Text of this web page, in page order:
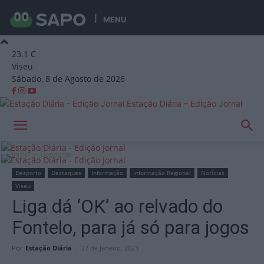
MENU
23.1 C
Viseu
Sábado, 8 de Agosto de 2026
Estação Diária – Edição Jornal
Início Desporto
Desporto Destaques Informação Informação Regional
Notícias
Viseu
Liga dá ‘OK’ ao relvado do
Fontelo, para já só para jogos
Por Estação Diária - 27 de Janeiro, 2023